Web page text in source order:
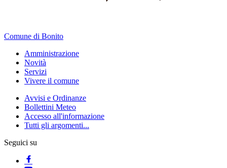
Comune di Bonito
Amministrazione
Novità
Servizi
Vivere il comune
Avvisi e Ordinanze
Bollettini Meteo
Accesso all'informazione
Tutti gli argomenti...
Seguici su